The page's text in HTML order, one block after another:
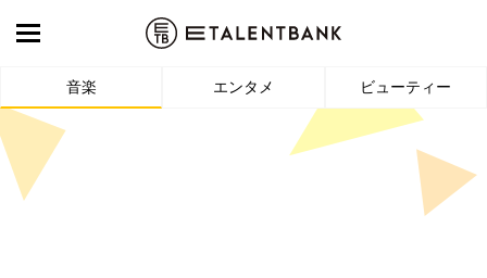
音楽 エンタメ ビューティー